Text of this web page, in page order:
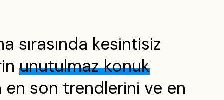
sırasında kesintisiz
unutulmaz konuk
en son trendlerini ve en